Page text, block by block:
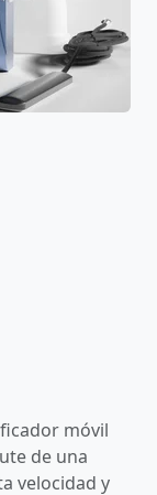
móvil
de una
velocidad y